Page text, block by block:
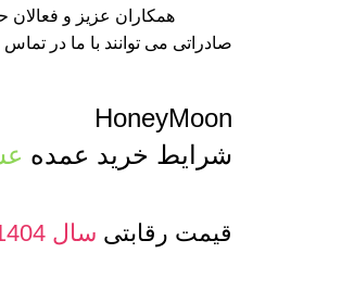
همکاران عزیز و فعالان
صادراتی می توانند با ما در
HoneyMoon
شرایط خرید عمده
قیمت رقابتی سال 1404